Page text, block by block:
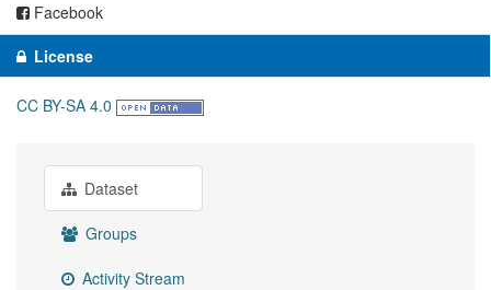
Facebook
License
CC BY-SA 4.0
Dataset
Groups
Activity Stream